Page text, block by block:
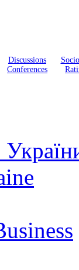
Discussions
Conferences